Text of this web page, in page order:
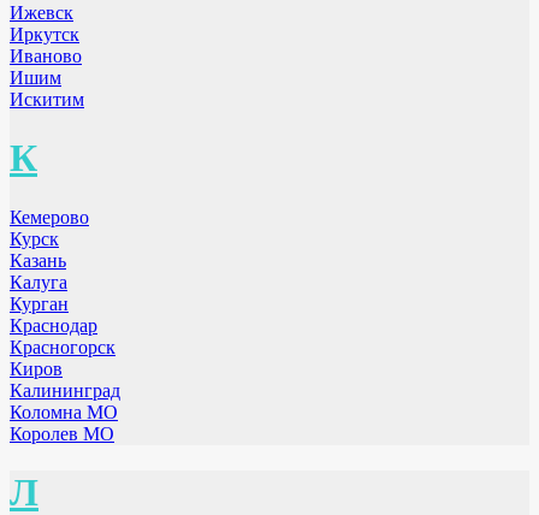
Ижевск
Иркутск
Иваново
Ишим
Искитим
К
Кемерово
Курск
Казань
Калуга
Курган
Краснодар
Красногорск
Киров
Калининград
Коломна МО
Королев МО
Л